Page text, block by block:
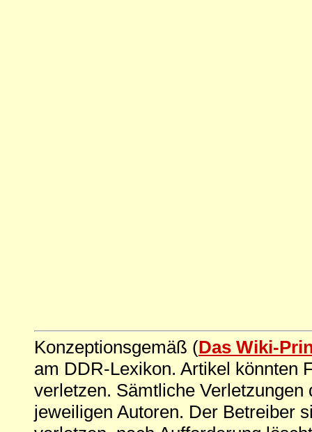
Konzeptionsgemäß (Das Wiki-
am DDR-Lexikon. Artikel könnten
verletzen. Sämtliche
jeweiligen Autoren. Der Betreiber